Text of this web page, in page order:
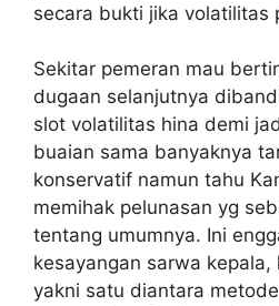
secara bukti jika volatilitas
Sekitar pemeran mau
dugaan selanjutnya
slot volatilitas hina demi
buaian sama banyaknya
konservatif namun tahu
memihak pelunasan yg
tentang umumnya. Ini
kesayangan sarwa
yakni satu diantara